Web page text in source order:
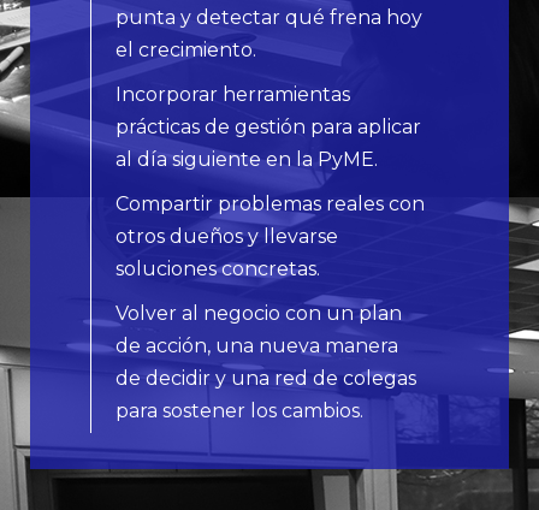
punta y detectar qué frena hoy
el crecimiento.
Incorporar herramientas
prácticas de gestión para aplicar
al día siguiente en la PyME.
Compartir problemas reales con
otros dueños y llevarse
soluciones concretas.​​
Volver al negocio con un plan
de acción, una nueva manera
de decidir y una red de colegas
para sostener los cambios.